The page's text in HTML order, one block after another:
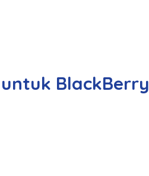
BlackBerry